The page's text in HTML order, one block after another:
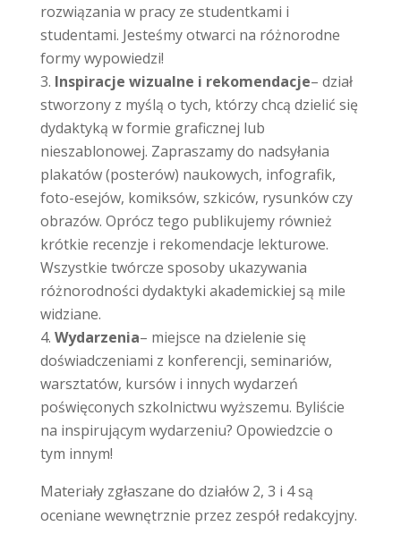
rozwiązania w pracy ze studentkami i
studentami. Jesteśmy otwarci na różnorodne
formy wypowiedzi!
Inspiracje wizualne i rekomendacje– dział
stworzony z myślą o tych, którzy chcą dzielić się
dydaktyką w formie graficznej lub
nieszablonowej. Zapraszamy do nadsyłania
plakatów (posterów) naukowych, infografik,
foto-esejów, komiksów, szkiców, rysunków czy
obrazów. Oprócz tego publikujemy również
krótkie recenzje i rekomendacje lekturowe.
Wszystkie twórcze sposoby ukazywania
różnorodności dydaktyki akademickiej są mile
widziane.
Wydarzenia– miejsce na dzielenie się
doświadczeniami z konferencji, seminariów,
warsztatów, kursów i innych wydarzeń
poświęconych szkolnictwu wyższemu. Byliście
na inspirującym wydarzeniu? Opowiedzcie o
tym innym!
Materiały zgłaszane do działów 2, 3 i 4 są
oceniane wewnętrznie przez zespół redakcyjny.